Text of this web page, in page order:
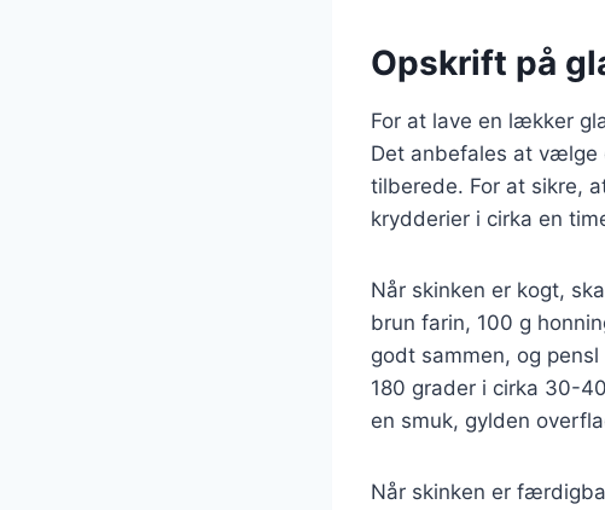
Opskrift på
For at lave en lækker
Det anbefales at vælge
tilberede. For at sikre,
krydderier i cirka en
Når skinken er kogt,
brun farin, 100 g
godt sammen, og
180 grader i cirka 30-
en smuk, gylden
Når skinken er